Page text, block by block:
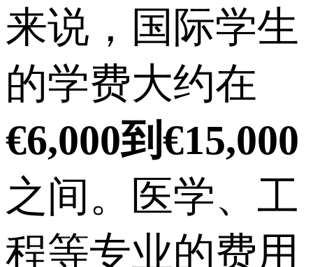
来说，国际学生
的学费大约在
€6,000到€15,000
之间。医学、工
程等专业的费用